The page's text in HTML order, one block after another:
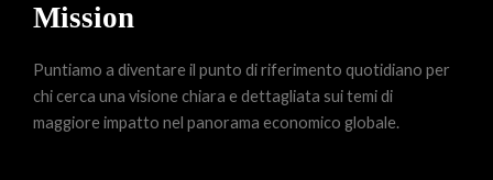
Mission
Puntiamo a diventare il punto di riferimento quotidiano per
chi cerca una visione chiara e dettagliata sui temi di
maggiore impatto nel panorama economico globale.